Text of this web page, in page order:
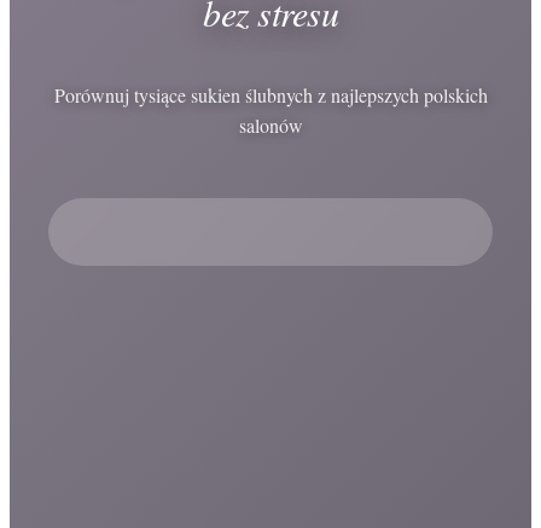
bez stresu
Porównuj tysiące sukien ślubnych z najlepszych polskich
salonów